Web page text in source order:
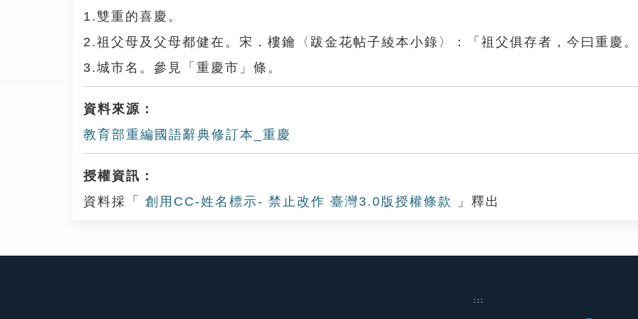
1.雙重的喜慶。
2.祖父母及父母都健在。宋．樓鑰〈跋金花帖子綾本小錄〉：「祖父俱存者，今曰重慶
3.城市名。參見「重慶市」條。
資料來源：
教育部重編國語辭典修訂本_重慶
授權資訊：
資料採「
創用CC-姓名標示- 禁止改作 臺灣3.0版授權條款 」釋出
:::